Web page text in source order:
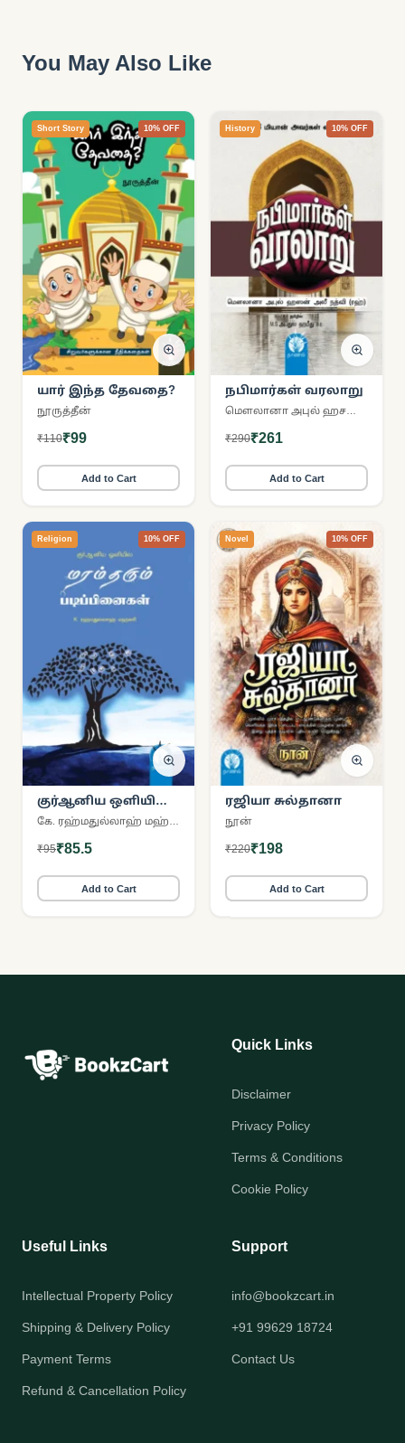
You May Also Like
Short Story 10% OFF
யார் இந்த தேவதை?
நூருத்தீன்
₹110₹99
Add to Cart
History 10% OFF
நபிமார்கள் வரலாறு
₹290₹261
Add to Cart
Religion 10% OFF
குர்ஆனிய ஒளியில்
மரம் தரும்
கே. ரஹ்மதுல்லாஹ் மஹ்ளரி
₹95₹85.5
Add to Cart
Novel 10% OFF
ரஜியா சுல்தானா
நூன்
₹220₹198
Add to Cart
Quick Links
Disclaimer
Privacy Policy
Terms & Conditions
Cookie Policy
Useful Links
Intellectual Property Policy
Shipping & Delivery Policy
Payment Terms
Refund & Cancellation Policy
Support
info@bookzcart.in
+91 99629 18724
Contact Us